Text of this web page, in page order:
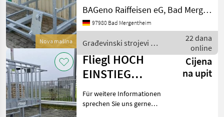
Gradevinski
Strojevi
Gradevinska
Dizala
ODABERITE
KATEGORIJU
Fliegl
Nova mašina
1570x920x1100 mm /
Euronormaufnahme /
verzinkt » Korb (L x B x H):
Gesamtmaße (L x B x H):
1880 x 1280
BAGeno Raiffeisen eG, Bad Mergentheim
97980 Bad Mergentheim
Građevinski strojevi /
Fliegl
22 dana
online
Fliegl HOCH
EINSTIEG
SEITLICH
Cijena
na upit
Für weitere Informationen
sprechen Sie uns gerne